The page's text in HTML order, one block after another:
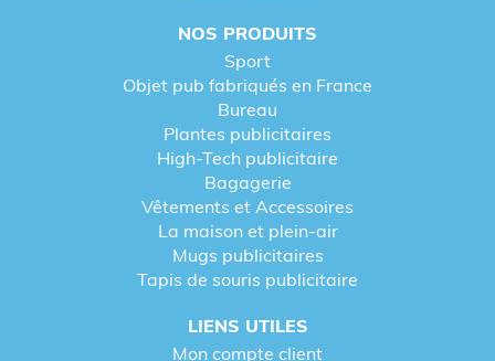
NOS PRODUITS
Sport
Objet pub fabriqués en France
Bureau
Plantes publicitaires
High-Tech publicitaire
Bagagerie
Vêtements et Accessoires
La maison et plein-air
Mugs publicitaires
Tapis de souris publicitaire
LIENS UTILES
Mon compte client